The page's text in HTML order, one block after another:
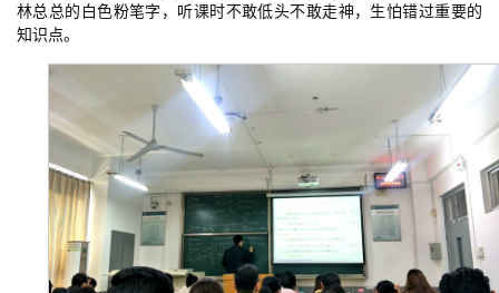
林总总的白色粉笔字，听课时不敢低头不敢走神，生怕错过重要的
知识点。